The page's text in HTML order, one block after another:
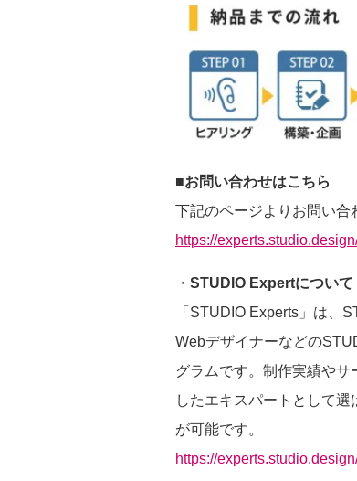
■お問い合わせはこちら
下記のページよりお問い合
https://
・ STUDIO Expertについて
「STUDIO Experts」は、
Webデザイナーなどの
グラムです。制作実績や
したエキスパートとして
が可能です。
https://